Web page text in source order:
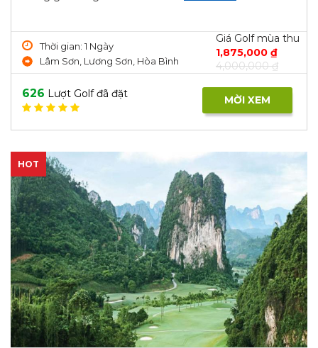
Thời gian: 1 Ngày
Lâm Sơn, Lương Sơn, Hòa Bình
Giá Golf mùa thu
1,875,000 ₫
4,000,000 ₫
626 Lượt Golf đã đặt MỜI XEM
HOT